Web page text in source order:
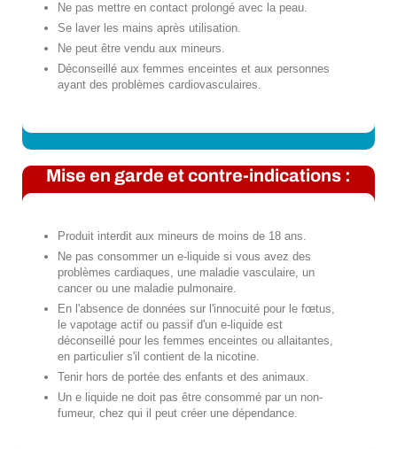
Ne pas mettre en contact prolongé avec la peau.
Se laver les mains après utilisation.
Ne peut être vendu aux mineurs.
Déconseillé aux femmes enceintes et aux personnes
ayant des problèmes cardiovasculaires.
Mise en garde et contre-indications :
Produit interdit aux mineurs de moins de 18 ans.
Ne pas consommer un e-liquide si vous avez des
problèmes cardiaques, une maladie vasculaire, un
cancer ou une maladie pulmonaire.
En l'absence de données sur l'innocuité pour le fœtus,
le vapotage actif ou passif d'un e-liquide est
déconseillé pour les femmes enceintes ou allaitantes,
en particulier s'il contient de la nicotine.
Tenir hors de portée des enfants et des animaux.
Un e liquide ne doit pas être consommé par un non-
fumeur, chez qui il peut créer une dépendance.